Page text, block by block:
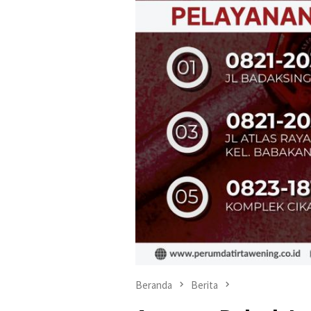
Beranda Berita